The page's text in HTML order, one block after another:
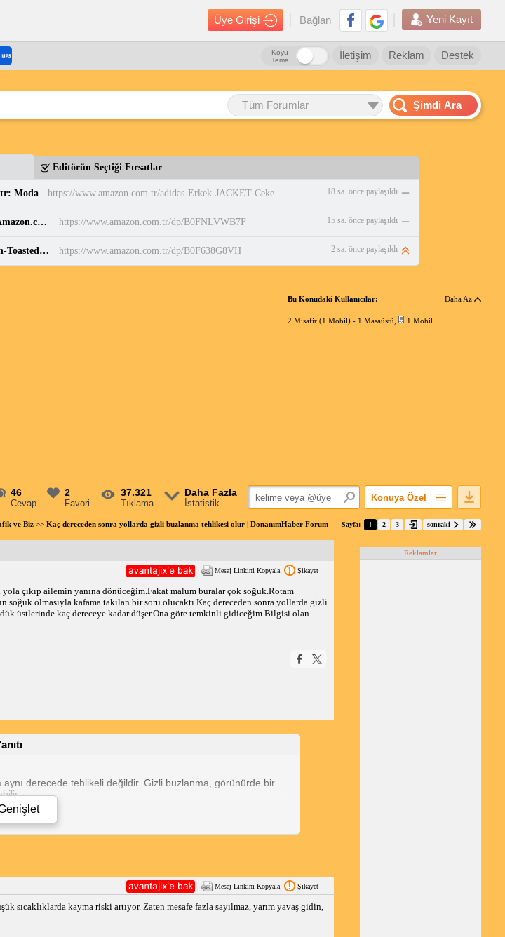
Üye Girişi Bağlan Yeni Kayıt
Destek
Reklam
İletişim
Koyu
Tema
Tüm Forumlar Şimdi Ara
Editörün Seçtiği Fırsatlar
Moda https://www.amazon.com.tr/adidas-Erkek-JACKET-Ceket-WHITE/dp/B0DPBMQX1P 18 sa. önce paylaşıldı
Sessiz, Cam Yüzeyli, Metal halkalı, Dekoratif Duvar Saati (Antrasit Gold) : Amazon.com.tr: Ev ve Yaşam https://www.amazon.com.tr/dp/B0FNLVWB7F 15 sa. önce paylaşıldı
PUMA Puma Smash 3.0 Etiqueta Unisex Yetişkin Spor Ayakkabı, Olive Green-Toasted Almond, 37 : Amazon.com.tr: Moda https://www.amazon.com.tr/dp/B0F638G8VH 2 sa. önce paylaşıldı
Bu Konudaki Kullanıcılar: Daha Az
2 Misafir (1 Mobil) - 1 Masaüstü 1 Mobil
46
Cevap
2
Favori
37.321
Tıklama
Daha Fazla
İstatistik
Konuya Özel
Favorilerime Ekle
Popüler Mesajlar
ve Biz>> Kaç dereceden sonra yollarda gizli buzlanma tehlikesi olur | DonanımHaber Forum Sayfa: 1 2 3 sonraki
Mesaj Linkini Kopyala Şikayet
çıkıp ailemin yanına dönüceğim.Fakat malum buralar çok soğuk.Rotam
soğuk olmasıyla kafama takılan bir soru olucaktı.Kaç dereceden sonra yollarda gizli
üstlerinde kaç dereceye kadar düşer.Ona göre temkinli gidiceğim.Bilgisi olan
derecede tehlikeli değildir. Gizli buzlanma, görünürde bir
oluşur. Bu sıcaklıkta, yollardaki nem donar ve görünmez
üst geçitler gibi yükseltilerde görülebilir.
zamanlarda daha dikkatli sür.
Mesaj Linkini Kopyala Şikayet
sıcaklıklarda kayma riski artıyor. Zaten mesafe fazla sayılmaz, yarım yavaş gidin,
Reklamlar